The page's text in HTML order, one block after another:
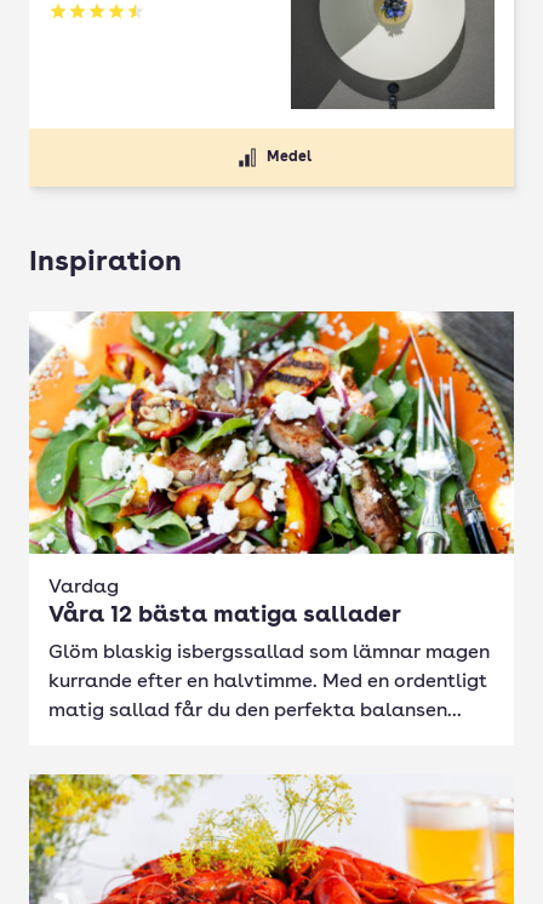
Betyg: 4.5 av 5
Medel
Inspiration
Vardag
Våra 12 bästa matiga sallader
Glöm blaskig isbergssallad som lämnar magen
kurrande efter en halvtimme. Med en ordentligt
matig sallad får du den perfekta balansen...